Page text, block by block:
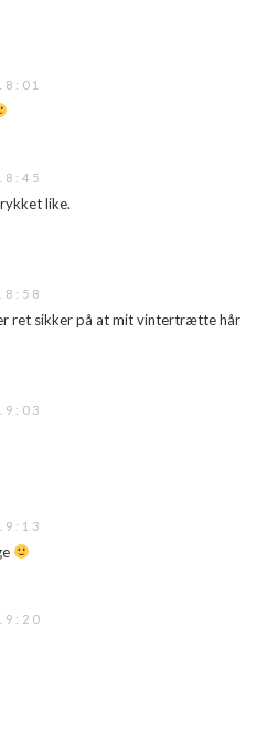
like.
ret sikker på at mit vintertrætte hår